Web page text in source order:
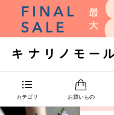
カテゴリ お買いもの